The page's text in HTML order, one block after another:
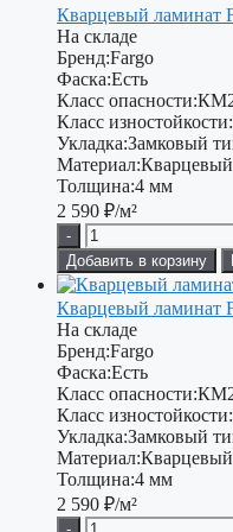
Кварцевый ламинат
На складе
Бренд:Fargo
Фаска:Есть
Класс опасности:
Класс изностойкости:
Укладка:Замковый
Материал:
Толщина:4 мм
2 590 ₽/м²
-
Добавить в корзину
Кварцевый ламинат
На складе
Бренд:Fargo
Фаска:Есть
Класс опасности:
Класс изностойкости:
Укладка:Замковый
Материал:
Толщина:4 мм
2 590 ₽/м²